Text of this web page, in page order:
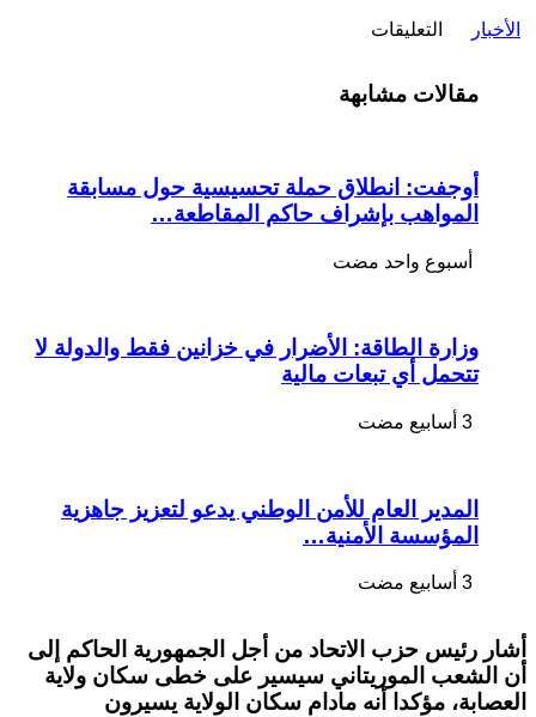
الأخبار التعليقات
الموريتانيون
مغلقة
مقالات مشابهة
أوجفت: انطلاق حملة تحسيسية حول مسابقة
المواهب بإشراف حاكم المقاطعة…
‏أسبوع واحد مضت
وزارة الطاقة: الأضرار في خزانين فقط والدولة لا
تتحمل أي تبعات مالية
المدير العام للأمن الوطني يدعو لتعزيز جاهزية
المؤسسة الأمنية…
أشار رئيس حزب الاتحاد من أجل الجمهورية الحاكم إلى
أن الشعب الموريتاني سيسير على خطى سكان ولاية
العصابة، مؤكدا أنه مادام سكان الولاية يسيرون